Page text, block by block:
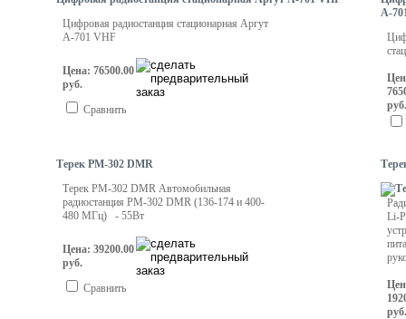
Цифровая радиостанция стационарная Аргут
А-701 VHF
Цена: 76500.00
руб.
Сравнить
А-
руб.
Терек РМ-302 DMR
Терек РМ-302 DMR Автомобильная
радиостанция РM-302 DMR (136-174 и 400-
480 МГц) - 55Вт
Цена: 39200.00
руб.
Сравнить
Li-
руб.